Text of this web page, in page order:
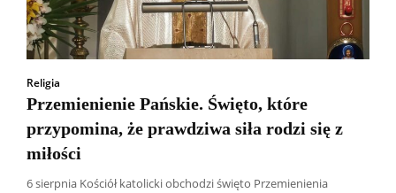
Religia
Przemienienie Pańskie. Święto, które
przypomina, że prawdziwa siła rodzi się z
miłości
6 sierpnia Kościół katolicki obchodzi święto Przemienienia